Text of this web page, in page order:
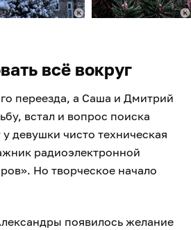
всё вокруг
переезда, а Саша и Дмитрий
встал и вопрос поиска
девушки чисто техническая
радиоэлектронной
Но творческое начало
появилось желание